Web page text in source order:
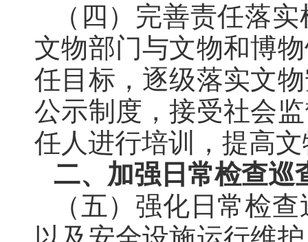
（四）完善责任落
文物部门与文物和博
任目标，逐级落实文
公示制度，接受社会
任人进行培训，提高
二、加强日常检查巡
（五）强化日常检